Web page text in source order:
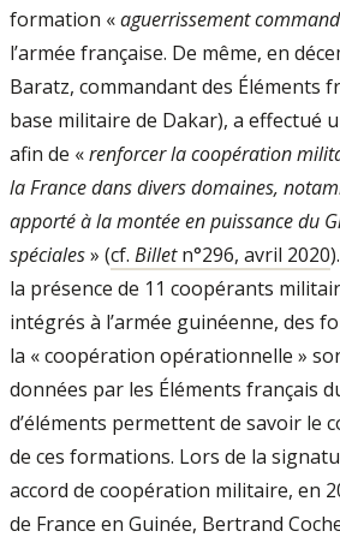
formation «aguerrissement
l’armée française. De même, en
Baratz, commandant des Éléments
base militaire de Dakar), a effectué
afin de «renforcer la coopération
la France dans divers domaines,
apporté à la montée en puissance du
spéciales» (cf. Billetn°296, avril 2020
la présence de 11 coopérants
intégrés à l’armée guinéenne, des
la « coopération opérationnelle »
données par les Éléments français
d’éléments permettent de savoir le
de ces formations. Lors de la
accord de coopération militaire, en
de France en Guinée, Bertrand